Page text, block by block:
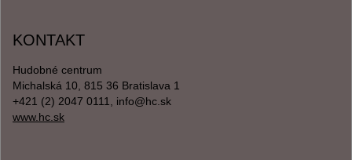
KONTAKT
Hudobné centrum
Michalská 10, 815 36 Bratislava 1
+421 (2) 2047 0111, info@hc.sk
www.hc.sk